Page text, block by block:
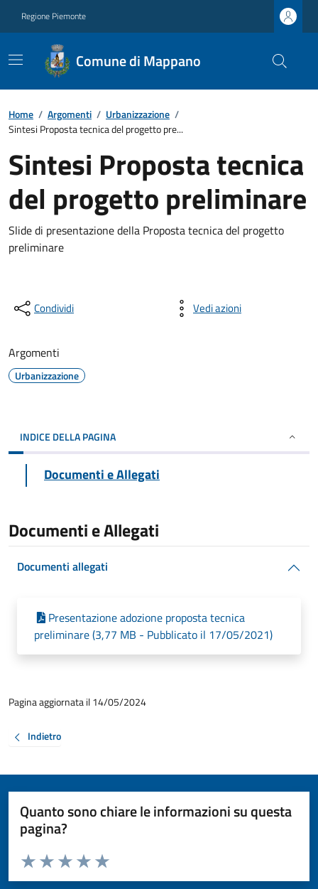
Regione Piemonte
Comune di Mappano
Home / Argomenti / Urbanizzazione /
Sintesi Proposta tecnica del progetto pre...
Sintesi Proposta tecnica
del progetto preliminare
Slide di presentazione della Proposta tecnica del progetto
preliminare
Condividi Vedi azioni
Argomenti
Urbanizzazione
INDICE DELLA PAGINA
Documenti e Allegati
Documenti e Allegati
Documenti allegati
Presentazione adozione proposta tecnica
preliminare (3,77 MB - Pubblicato il 17/05/2021)
Pagina aggiornata il 14/05/2024
Indietro
Quanto sono chiare le informazioni su questa
pagina?
Valuta da 1 a 5 stelle la pagina
Valuta 5 stelle su 5
Valuta 4 stelle su 5
Valuta 3 stelle su 5
Valuta 2 stelle su 5
Valuta 1 stelle su 5